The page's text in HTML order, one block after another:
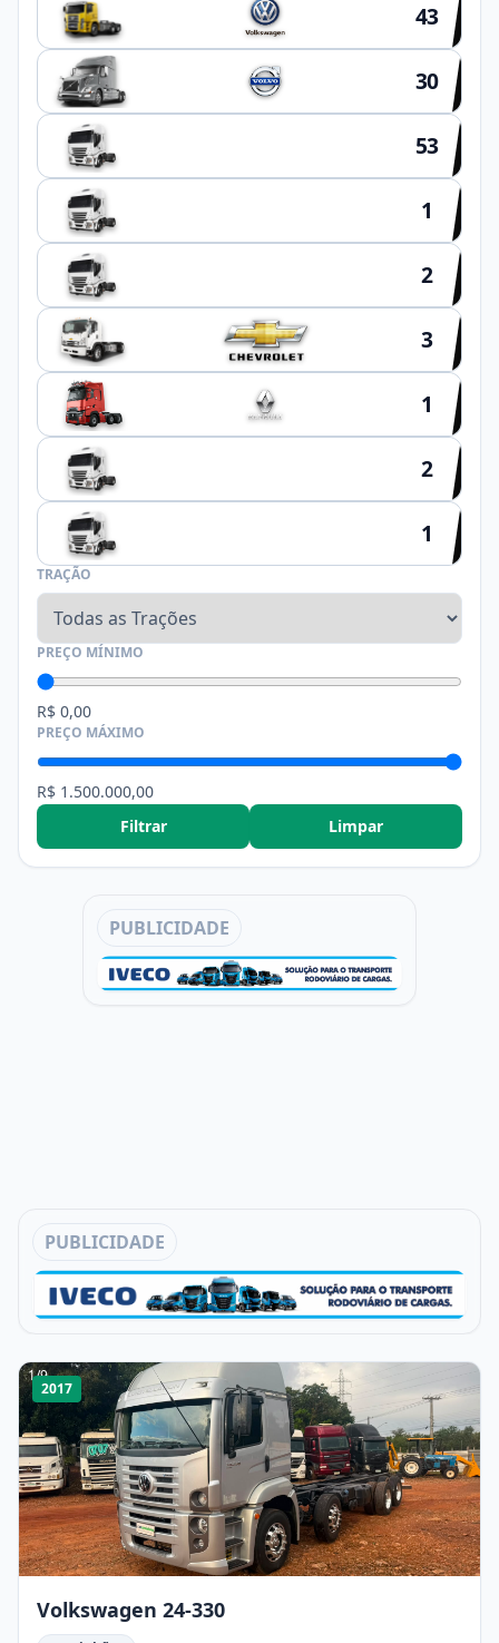
43
30
53
1
2
3
1
2
1
TRAÇÃO
PREÇO MÍNIMO
R$ 0,00
PREÇO MÁXIMO
R$ 1.500.000,00
Filtrar
Limpar
PUBLICIDADE
PUBLICIDADE
1/9
2017
Volkswagen 24-330